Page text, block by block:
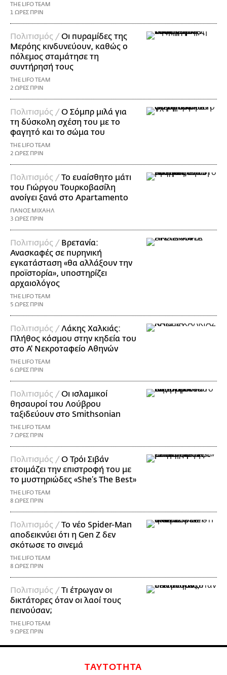
THE LIFO TEAM
1 ΩΡΕΣ ΠΡΙΝ
Πολιτισμός /Οι πυραμίδες της
Μερόης κινδυνεύουν, καθώς ο
πόλεμος σταμάτησε τη
συντήρησή τους
THE LIFO TEAM
2 ΩΡΕΣ ΠΡΙΝ
Πολιτισμός /Ο Σόμπρ μιλά για
τη δύσκολη σχέση του με το
φαγητό και το σώμα του
THE LIFO TEAM
2 ΩΡΕΣ ΠΡΙΝ
Πολιτισμός /Το ευαίσθητο μάτι
του Γιώργου Τουρκοβασίλη
ανοίγει ξανά στο Apartamento
ΠΑΝΟΣ ΜΙΧΑΗΛ
3 ΩΡΕΣ ΠΡΙΝ
Πολιτισμός / Βρετανία:
Ανασκαφές σε πυρηνική
εγκατάσταση «θα αλλάξουν την
προϊστορία», υποστηρίζει
αρχαιολόγος
THE LIFO TEAM
5 ΩΡΕΣ ΠΡΙΝ
Πολιτισμός /Λάκης Χαλκιάς:
Πλήθος κόσμου στην κηδεία του
στο Α' Νεκροταφείο Αθηνών
THE LIFO TEAM
6 ΩΡΕΣ ΠΡΙΝ
Πολιτισμός /Οι ισλαμικοί
θησαυροί του Λούβρου
ταξιδεύουν στο Smithsonian
THE LIFO TEAM
7 ΩΡΕΣ ΠΡΙΝ
Πολιτισμός /Ο Τρόι Σιβάν
ετοιμάζει την επιστροφή του με
το μυστηριώδες «She’s The Best»
THE LIFO TEAM
8 ΩΡΕΣ ΠΡΙΝ
Πολιτισμός /Το νέο Spider-Man
αποδεικνύει ότι η Gen Z δεν
σκότωσε το σινεμά
THE LIFO TEAM
8 ΩΡΕΣ ΠΡΙΝ
Πολιτισμός /Τι έτρωγαν οι
δικτάτορες όταν οι λαοί τους
πεινούσαν;
THE LIFO TEAM
9 ΩΡΕΣ ΠΡΙΝ
ΤΑΥΤΟΤΗΤΑ